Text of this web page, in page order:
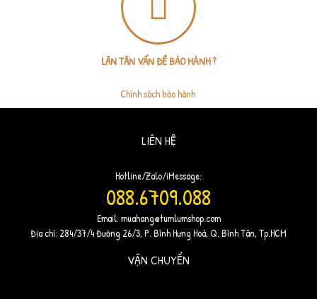
LĂN TĂN VẤN ĐỀ BẢO HÀNH ?
Chính sách bảo hành.
LIÊN HỆ
Hotline/Zalo/iMessage:
088.6709.088
Email: muahang@tumlumshop.com
Địa chỉ: 284/37/4 Đường 26/3, P. Bình Hưng Hoà, Q. Bình Tân, Tp.HCM
VẬN CHUYỂN